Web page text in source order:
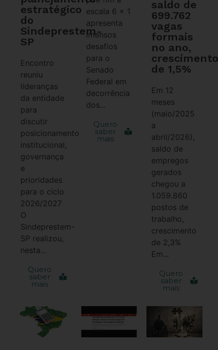
estratégico
do
Sindeprestem-
SP
Encontro
reuniu
lideranças
da entidade
para
discutir
posicionamento
institucional,
governança
e
prioridades
para o ciclo
2026/2027
O
Sindeprestem-
SP realizou,
nesta...
Quero
saber
mais
escala 6 x 1
apresenta
imensos
desafios
para o
Senado
Federal em
decorrência
dos...
Quero
saber
mais
saldo de
699.762
vagas
formais
no ano,
de 1,5%
Em 12
meses
(maio/2025
a
abril/2026),
saldo de
empregos
gerados
chegou a
1.059.860
postos de
trabalho,
crescimento
de 2,3%
Em...
Quero
saber
mais